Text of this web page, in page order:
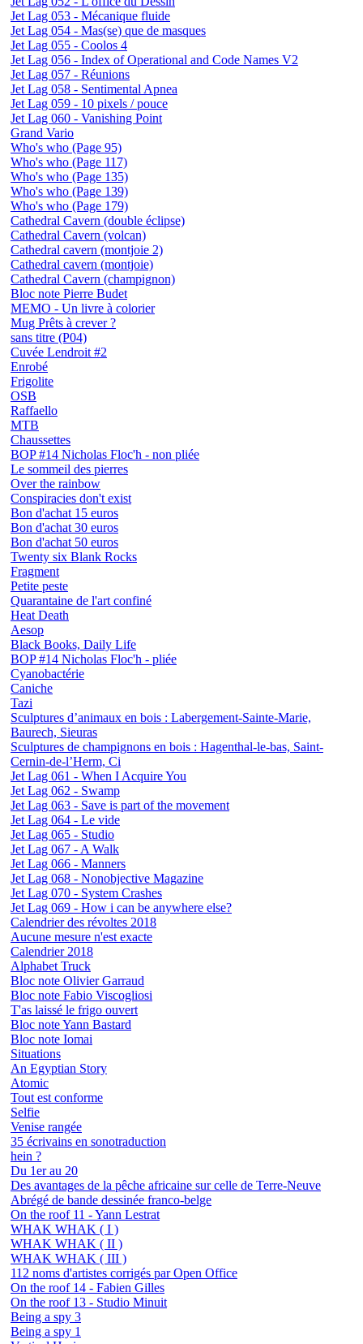
Jet Lag 053 - Mécanique fluide
Jet Lag 054 - Mas(se) que de masques
Jet Lag 055 - Coolos 4
Jet Lag 056 - Index of Operational and Code Names V2
Jet Lag 057 - Réunions
Jet Lag 058 - Sentimental Apnea
Jet Lag 059 - 10 pixels / pouce
Jet Lag 060 - Vanishing Point
Grand Vario
Who's who (Page 95)
Who's who (Page 117)
Who's who (Page 135)
Who's who (Page 139)
Who's who (Page 179)
Cathedral Cavern (double éclipse)
Cathedral Cavern (volcan)
Cathedral cavern (montjoie 2)
Cathedral cavern (montjoie)
Cathedral Cavern (champignon)
Bloc note Pierre Budet
MEMO - Un livre à colorier
Mug Prêts à crever ?
sans titre (P04)
Cuvée Lendroit #2
Enrobé
Frigolite
OSB
Raffaello
MTB
Chaussettes
BOP #14 Nicholas Floc'h - non pliée
Le sommeil des pierres
Over the rainbow
Conspiracies don't exist
Bon d'achat 15 euros
Bon d'achat 30 euros
Bon d'achat 50 euros
Twenty six Blank Rocks
Fragment
Petite peste
Quarantaine de l'art confiné
Heat Death
Aesop
Black Books, Daily Life
BOP #14 Nicholas Floc'h - pliée
Cyanobactérie
Caniche
Tazi
Sculptures d’animaux en bois : Labergement-Sainte-Marie,
Baurech, Sieuras
Sculptures de champignons en bois : Hagenthal-le-bas, Saint-
Cernin-de-l’Herm, Ci
Jet Lag 061 - When I Acquire You
Jet Lag 062 - Swamp
Jet Lag 063 - Save is part of the movement
Jet Lag 064 - Le vide
Jet Lag 065 - Studio
Jet Lag 067 - A Walk
Jet Lag 066 - Manners
Jet Lag 068 - Nonobjective Magazine
Jet Lag 070 - System Crashes
Jet Lag 069 - How i can be anywhere else?
Calendrier des révoltes 2018
Aucune mesure n'est exacte
Calendrier 2018
Alphabet Truck
Bloc note Olivier Garraud
Bloc note Fabio Viscogliosi
T'as laissé le frigo ouvert
Bloc note Yann Bastard
Bloc note Iomai
Situations
An Egyptian Story
Atomic
Tout est conforme
Selfie
Venise rangée
35 écrivains en sonotraduction
hein ?
Du 1er au 20
Des avantages de la pêche africaine sur celle de Terre-Neuve
Abrégé de bande dessinée franco-belge
On the roof 11 - Yann Lestrat
WHAK WHAK ( I )
WHAK WHAK ( II )
WHAK WHAK ( III )
112 noms d'artistes corrigés par Open Office
On the roof 14 - Fabien Gilles
On the roof 13 - Studio Minuit
Being a spy 3
Being a spy 1